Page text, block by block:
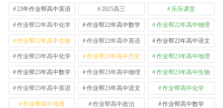
23年作业帮高中英语 2025高三 乐乐课堂
作业帮22年高中化学 作业帮22年高中数学 作业帮22年高中物理
作业帮22年高中生物 作业帮22年高中英语 作业帮22年高中语文
作业帮23年高中化学 作业帮23年高中历史 作业帮23年高中地理
作业帮23年高中数学 作业帮23年高中物理 作业帮23年高中生物
作业帮23年高中英语 作业帮23年高中语文 作业帮高中化学
作业帮高中地理 作业帮高中政治 作业帮高中数学